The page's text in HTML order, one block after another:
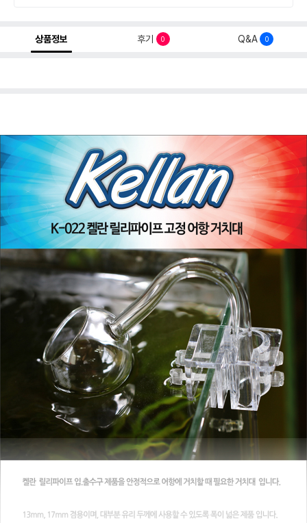
상품정보 후기 0 Q&A 0